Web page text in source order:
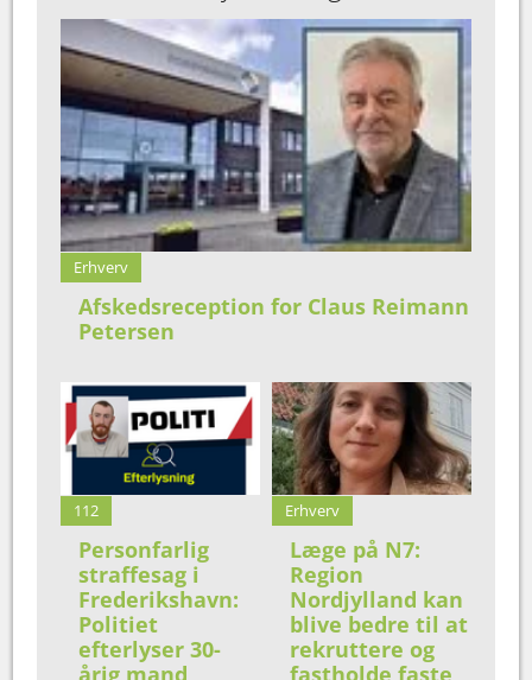
Erhverv
Afskedsreception for Claus Reimann
Petersen
112
Personfarlig
straffesag i
Frederikshavn:
Politiet
efterlyser 30-
årig mand
Erhverv
Læge på N7:
Region
Nordjylland kan
blive bedre til at
rekruttere og
fastholde faste